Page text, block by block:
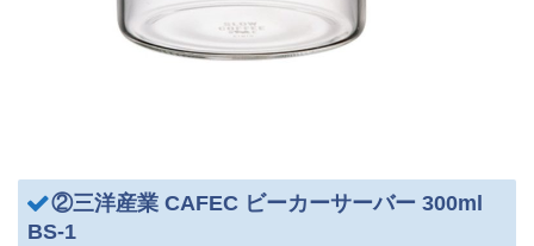
②三洋産業 CAFEC ビーカーサーバー 300ml
BS-1